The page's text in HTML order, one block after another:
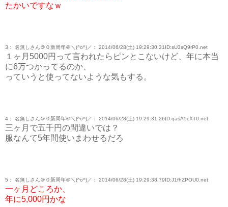
たかいですなｗ
3： 名無しさん＠０新周年＠＼(^o^)／： 2014/06/28(土) 19:29:30.31ID:sU3sQ9rP0.net
１ヶ月5000円って言われたらピンとこないけど、年に本当
に6万つかってるのか、
っていうと使ってないような気もする。
4： 名無しさん＠０新周年＠＼(^o^)／： 2014/06/28(土) 19:29:31.26ID:qasA5cXT0.net
三ヶ月で五千円の間違いでは？
服なんて5年間使いまわせるだろ
5： 名無しさん＠０新周年＠＼(^o^)／： 2014/06/28(土) 19:29:38.79ID:J1fhZPOU0.net
一ヶ月どころか、
年に5,000円かな